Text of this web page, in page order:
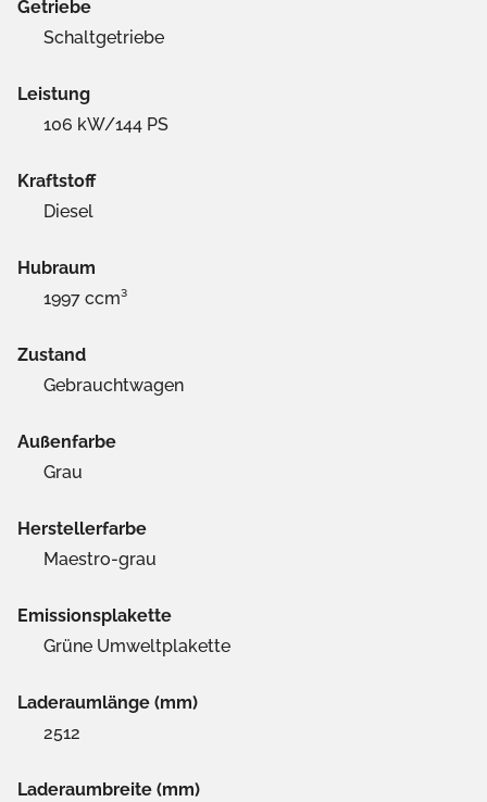
Getriebe
Schaltgetriebe
Leistung
106 kW/144 PS
Kraftstoff
Diesel
Hubraum
1997 ccm³
Zustand
Gebrauchtwagen
Außenfarbe
Grau
Herstellerfarbe
Maestro-grau
Emissionsplakette
Grüne Umweltplakette
Laderaumlänge (mm)
2512
Laderaumbreite (mm)